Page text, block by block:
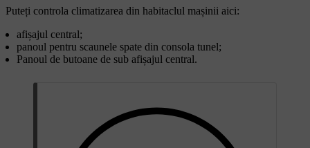
Puteți controla climatizarea din habitaclul mașinii aici:
afișajul central;
panoul pentru scaunele spate din consola tunel;
Panoul de butoane de sub afișajul central.